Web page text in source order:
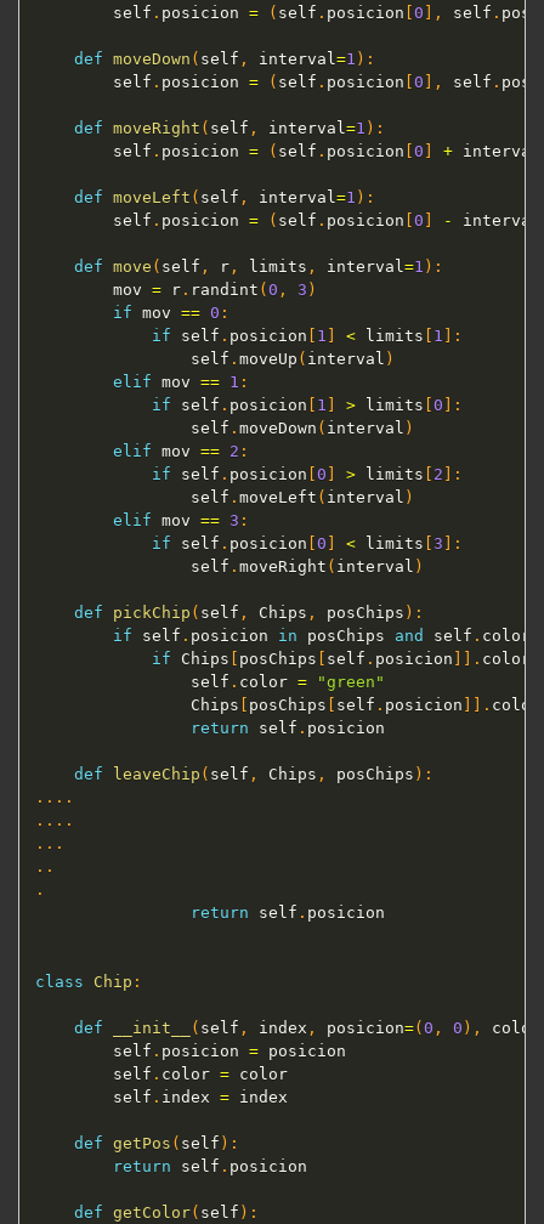
        self
. posicion = ( self . posicion 0 , self .
def moveDown ( self , interval=1 ) :
        self
. posicion = ( self . posicion 0 , self .
def moveRight ( self , interval=1 ) :
        self
. posicion = ( self . posicion 0 + interval
def moveLeft ( self , interval=1 ) :
        self
. posicion = ( self . posicion 0 - interval
def move ( self , r , limits , interval=1 ) :
        mov
= r . randint ( 0 , 3 )
if mov == 0 :
if self . posicion 1 < limits 1
:
                self
. moveUp ( interval )
elif mov == 1 :
if self . posicion 1 > limits 0
:
                self
. moveDown ( interval )
elif mov == 2 :
if self . posicion 0 > limits 2
:
                self
. moveLeft ( interval )
elif mov == 3 :
if self . posicion 0 < limits 3
:
                self
. moveRight ( interval )
def pickChip ( self , Chips , posChips ) :
if self . posicion in posChips and self . color
if Chips posChips self . posicion . color
                self
. color =
"green"
                Chips
posChips self . posicion .
return self . posicion
def leaveChip ( self , Chips , posChips ) :
. . . .
. . . .
. . .
. .
.
return self . posicion
class Chip :
def __init__ ( self , index , posicion=( 0 , 0 ) , color
        self
. posicion = posicion
        self
. color = color
        self
. index = index
def getPos ( self ) :
return self . posicion
def getColor( self ) :